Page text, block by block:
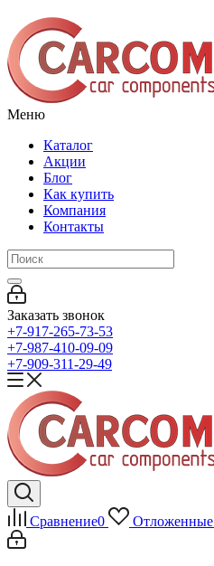
Меню
Каталог
Акции
Блог
Как купить
Компания
Контакты
Заказать звонок
+7-917-265-73-53
+7-987-410-09-09
+7-909-311-29-49
Сравнение0 Отложенные